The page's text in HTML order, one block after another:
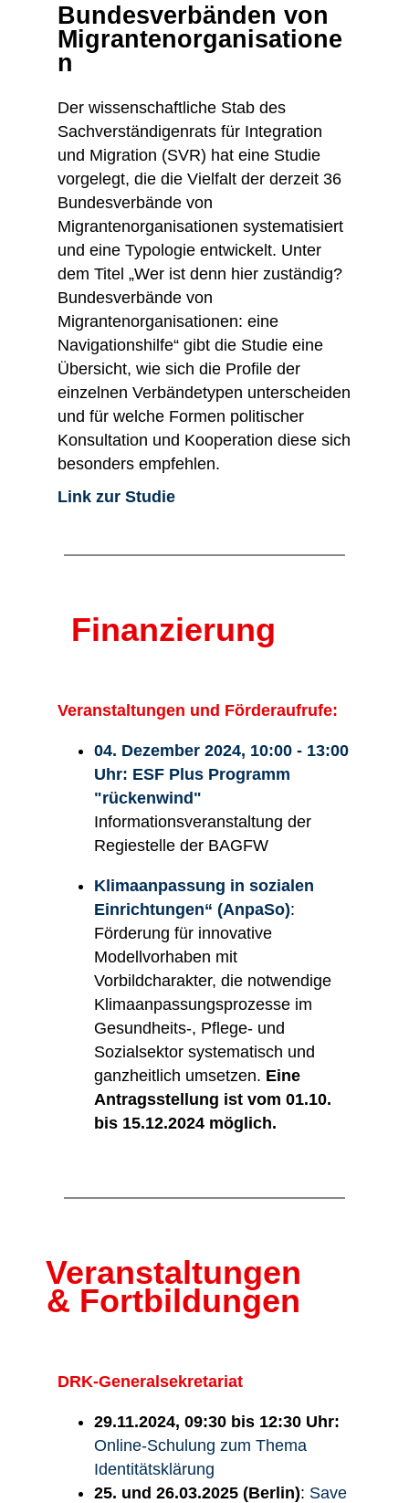
Bundesverbänden von
Migrantenorganisatione
n
Der wissenschaftliche Stab des
Sachverständigenrats für Integration
und Migration (SVR) hat eine Studie
vorgelegt, die die Vielfalt der derzeit 36
Bundesverbände von
Migrantenorganisationen systematisiert
und eine Typologie entwickelt. Unter
dem Titel „Wer ist denn hier zuständig?
Bundesverbände von
Migrantenorganisationen: eine
Navigationshilfe“ gibt die Studie eine
Übersicht, wie sich die Profile der
einzelnen Verbändetypen unterscheiden
und für welche Formen politischer
Konsultation und Kooperation diese sich
besonders empfehlen.
Link zur Studie
Finanzierung
Veranstaltungen und Förderaufrufe:
04. Dezember 2024, 10:00 - 13:00
Uhr: ESF Plus Programm
"rückenwind"
Informationsveranstaltung der
Regiestelle der BAGFW
Klimaanpassung in sozialen
Einrichtungen“ (AnpaSo):
Förderung für innovative
Modellvorhaben mit
Vorbildcharakter, die notwendige
Klimaanpassungsprozesse im
Gesundheits-, Pflege- und
Sozialsektor systematisch und
ganzheitlich umsetzen. Eine
Antragsstellung ist vom 01.10.
bis 15.12.2024 möglich.
Veranstaltungen
& Fortbildungen
DRK-Generalsekretariat
29.11.2024, 09:30 bis 12:30 Uhr:
Online-Schulung zum Thema
Identitätsklärung
25. und 26.03.2025 (Berlin): Save